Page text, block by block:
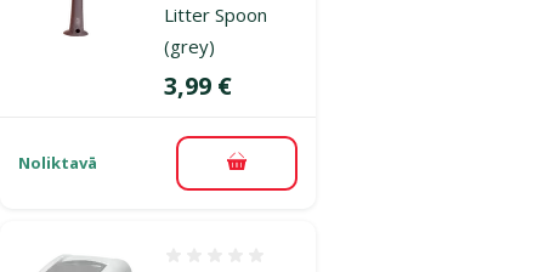
Litter Spoon
(grey)
Cena
3,99 €
Noliktavā Pievienot grozam